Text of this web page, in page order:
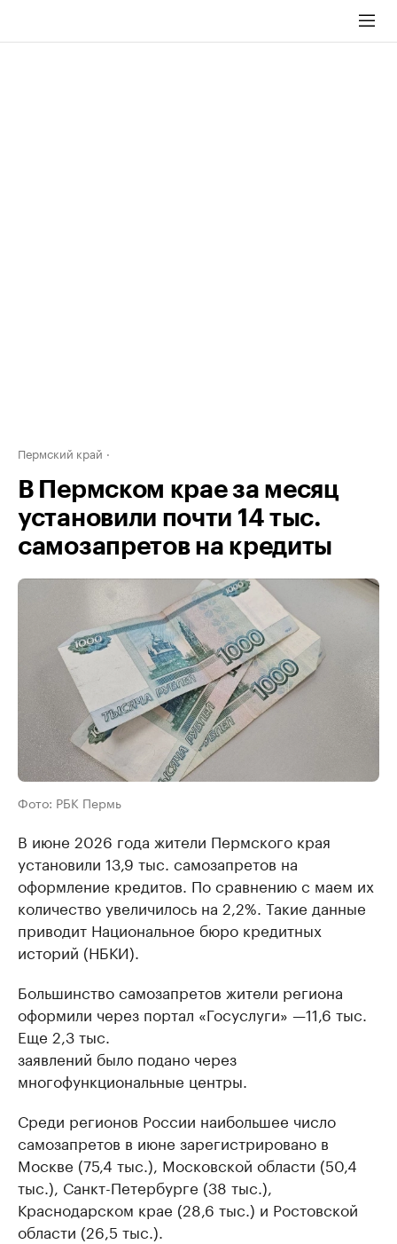
Пермский край
В Пермском крае за месяц
установили почти 14 тыс.
самозапретов на кредиты
Фото: РБК Пермь
В июне 2026 года жители Пермского края
установили 13,9 тыс. самозапретов на
оформление кредитов. По сравнению с маем их
количество увеличилось на 2,2%. Такие данные
приводит Национальное бюро кредитных
историй (НБКИ).
Большинство самозапретов жители региона
оформили через портал «Госуслуги» —11,6 тыс.
Еще 2,3 тыс.
заявлений было подано через
многофункциональные центры.
Среди регионов России наибольшее число
самозапретов в июне зарегистрировано в
Москве (75,4 тыс.), Московской области (50,4
тыс.), Санкт-Петербурге (38 тыс.),
Краснодарском крае (28,6 тыс.) и Ростовской
области (26,5 тыс.).